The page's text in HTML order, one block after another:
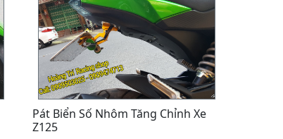
Pát Biển Số Nhôm Tăng Chỉnh Xe
Z125